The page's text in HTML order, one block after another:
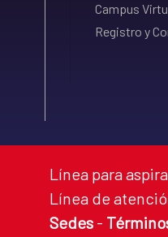
Campus
Registro y
Línea para
Línea de
Sedes -